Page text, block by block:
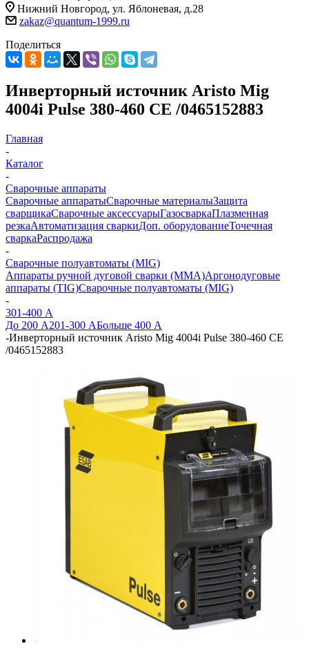
Нижний Новгород, ул. Яблоневая, д.28
zakaz@quantum-1999.ru
Поделиться
Инверторный источник Aristo Mig
4004i Pulse 380-460 CE /0465152883
Главная
-
Каталог
-
Сварочные аппараты
Сварочные аппаратыСварочные материалыЗащита
сварщикаСварочные аксессуарыГазосваркаПлазменная
резкаАвтоматизация сваркиДоп. оборудованиеТочечная
сваркаРаспродажа
-
Сварочные полуавтоматы (MIG)
Аппараты ручной дуговой сварки (MMA)Аргонодуговые
аппараты (TIG)Сварочные полуавтоматы (MIG)
-
301-400 А
До 200 А201-300 АБольше 400 А
-Инверторный источник Aristo Mig 4004i Pulse 380-460 CE
/0465152883